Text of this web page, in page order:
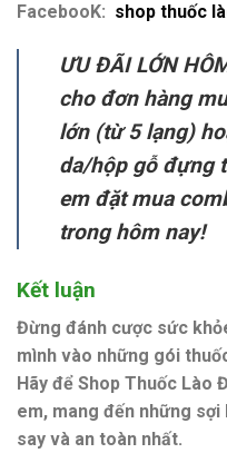
FacebooK: shop thuốc
ƯU ĐÃI LỚN
cho đơn hàng
lớn (từ 5 lạng)
da/hộp gỗ đựng
em đặt mua
trong hôm nay!
Kết luận
Đừng đánh cược sức
mình vào những gói
Hãy để Shop Thuốc Lào
em, mang đến những
say và an toàn nhất.